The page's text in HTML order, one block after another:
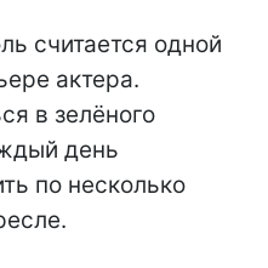
считается одной
актера.
в зелёного
день
по несколько